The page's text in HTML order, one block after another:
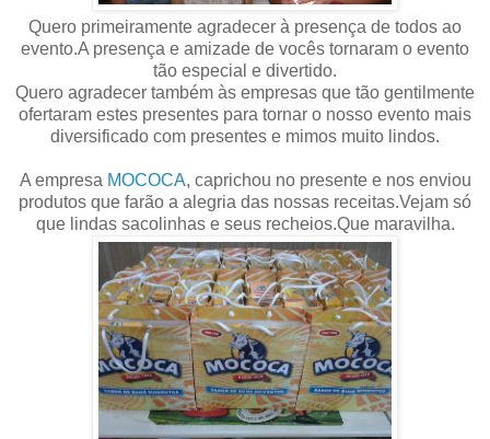
Quero primeiramente agradecer à presença de todos ao
evento.A presença e amizade de vocês tornaram o evento
tão especial e divertido.
Quero agradecer também às empresas que tão gentilmente
ofertaram estes presentes para tornar o nosso evento mais
diversificado com presentes e mimos muito lindos.
A empresa MOCOCA, caprichou no presente e nos enviou
produtos que farão a alegria das nossas receitas.Vejam só
que lindas sacolinhas e seus recheios.Que maravilha.